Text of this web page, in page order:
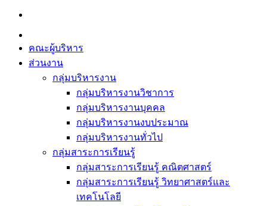
Skip
content
คณะผู้บริหาร
ส่วนงาน
กลุ่มบริหารงาน
กลุ่มบริหารงานวิชาการ
กลุ่มบริหารงานบุคคล
กลุ่มบริหารงานงบประมาณ
กลุ่มบริหารงานทั่วไป
กลุ่มสาระการเรียนรู้
กลุ่มสาระการเรียนรู้ คณิตศาสตร์
กลุ่มสาระการเรียนรู้ วิทยาศาสตร์และ
เทคโนโลยี